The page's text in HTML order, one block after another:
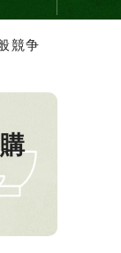
競争